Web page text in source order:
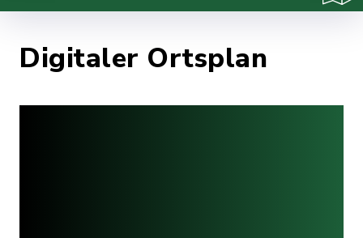
Digitaler Ortsplan